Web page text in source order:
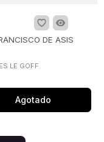
DE ASIS
LE GOFF
Agotado